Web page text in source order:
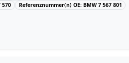
570
Referenznummer(n) OE: BMW 7 567 801